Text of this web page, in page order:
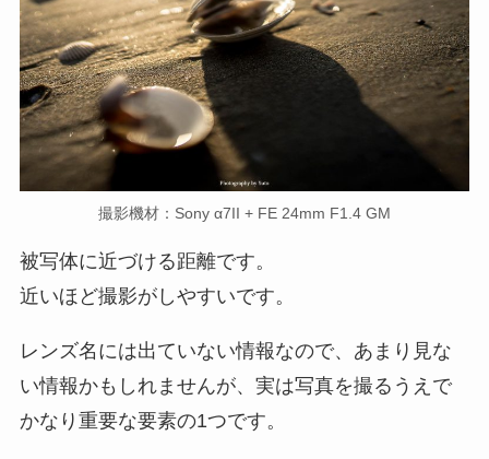
撮影機材：Sony α7II + FE 24mm F1.4 GM
被写体に近づける距離です。
近いほど撮影がしやすいです。
レンズ名には出ていない情報なので、あまり見な
い情報かもしれませんが、実は写真を撮るうえで
かなり重要な要素の1つです。